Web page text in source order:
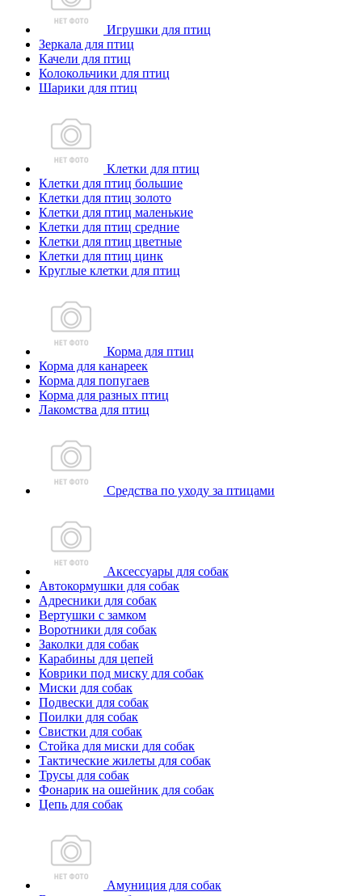
Игрушки для птиц
Зеркала для птиц
Качели для птиц
Колокольчики для птиц
Шарики для птиц
Клетки для птиц
Клетки для птиц большие
Клетки для птиц золото
Клетки для птиц маленькие
Клетки для птиц средние
Клетки для птиц цветные
Клетки для птиц цинк
Круглые клетки для птиц
Корма для птиц
Корма для канареек
Корма для попугаев
Корма для разных птиц
Лакомства для птиц
Средства по уходу за птицами
Аксессуары для собак
Автокормушки для собак
Адресники для собак
Вертушки с замком
Воротники для собак
Заколки для собак
Карабины для цепей
Коврики под миску для собак
Миски для собак
Подвески для собак
Поилки для собак
Свистки для собак
Стойка для миски для собак
Тактические жилеты для собак
Трусы для собак
Фонарик на ошейник для собак
Цепь для собак
Амуниция для собак